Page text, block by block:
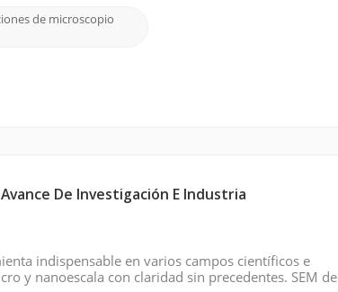
de microscopio
De Investigación E Industria
indispensable en varios campos científicos e
y nanoescala con claridad sin precedentes. SEM de